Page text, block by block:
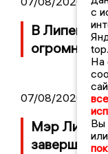
В Липецке
огромные
07/08/2026
Мэр
завершить
с
На
Вы
или